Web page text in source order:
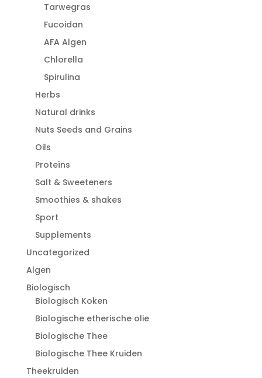
Tarwegras
Fucoidan
AFA Algen
Chlorella
Spirulina
Herbs
Natural drinks
Nuts Seeds and Grains
Oils
Proteïns
Salt & Sweeteners
Smoothies & shakes
Sport
Supplements
Uncategorized
Algen
Biologisch
Biologisch Koken
Biologische etherische olie
Biologische Thee
Biologische Thee Kruiden
Theekruiden